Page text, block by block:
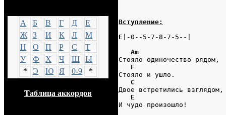
А
Б В Г Д
Е
Ж
З И К Л
М
Н
О П Р С
Т
У
Ф Х Ч Ш
Ы
*
Э Ю Я 0-9 *
Таблица аккордов
Вступление:
E |-0--5-7-8-7-5--|
Am
Стояло одиночество рядом,
F
Стояло и ушло.
C
Двое встретились взглядом,
E
И чудо произошло!